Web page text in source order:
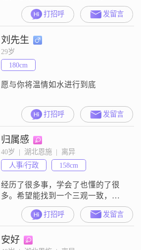
打招呼 发留言
刘先生
29岁
180cm
愿与你将温情如水进行到底
打招呼 发留言
归属感
40岁  |  湖北恩施  |  离异
人事/行政
158cm
经历了很多事，学会了也懂的了很
多。希望能找到一个三观一致，有
事业心有共同话题，生活中能相互
理解，相互支持，相互包容，其实
并没有完全合适得两个人，只是一
个懂的包容迁就，一个懂的适可为
打招呼 发留言
安好